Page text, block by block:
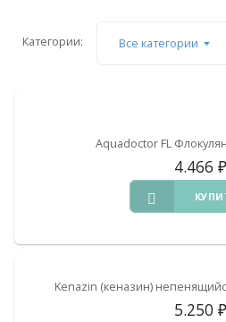
Категории: Все категории
Aquadoctor FL
4.466 ₽
Kenazin (кеназин)
5.250 ₽